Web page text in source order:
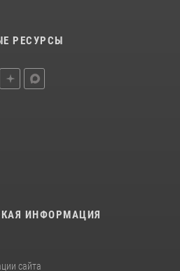
РЕСУРСЫ
ИНФОРМАЦИЯ
сайта